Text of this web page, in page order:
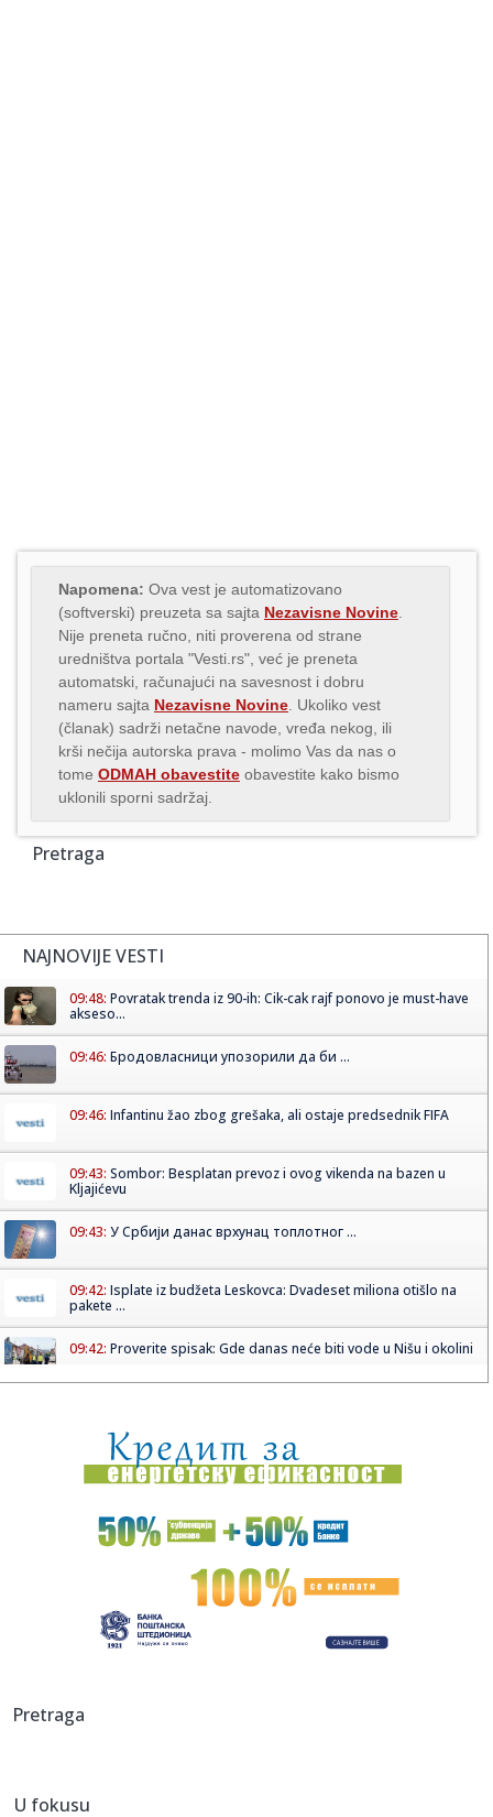
Napomena: Ova vest je automatizovano
(softverski) preuzeta sa sajta Nezavisne Novine
Nije preneta ručno, niti proverena od strane
uredništva portala "Vesti.rs", već je preneta
automatski, računajući na savesnost i dobru
nameru sajta Nezavisne Novine . Ukoliko vest
(članak) sadrži netačne navode, vređa nekog, ili
krši nečija autorska prava - molimo Vas da nas o
tome ODMAH obavestite obavestite kako bismo
uklonili sporni sadržaj.
Pretraga
NAJNOVIJE VESTI
09:48: Povratak trenda iz 90-ih: Cik-cak rajf ponovo je must-have
akseso...
09:46: Бродовласници упозорили да би ...
09:46: Infantinu žao zbog grešaka, ali ostaje predsednik FIFA
09:43: Sombor: Besplatan prevoz i ovog vikenda na bazen u
Kljajićevu
09:43: У Србији данас врхунац топлотног ...
09:42: Isplate iz budžeta Leskovca: Dvadeset miliona otišlo na
pakete ...
09:42: Proverite spisak: Gde danas neće biti vode u Nišu i okolini
09:39:Pešačka zona u Lebanu dobija novi izgled
09:38:ДВОЈИЦА РАДНИКА „СИГНАЛА СОМБОР“ ...
Delovi Novog Sada i Kovilja u petak bez struje
09:37:Veliki proizvođač na "crnoj listi"
Pretraga
U fokusu